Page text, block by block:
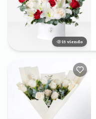
16 viendo